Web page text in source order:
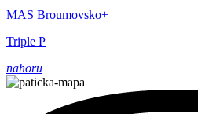
MAS Broumovsko+
Triple P
nahoru